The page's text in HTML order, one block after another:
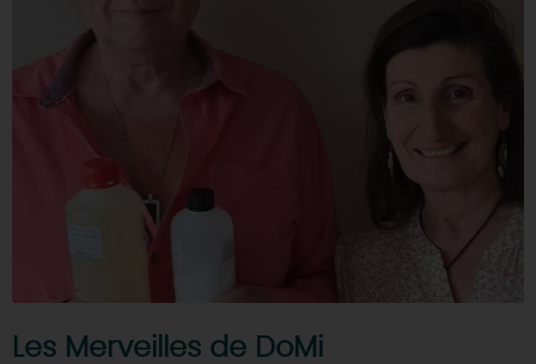
Les Merveilles de DoMi